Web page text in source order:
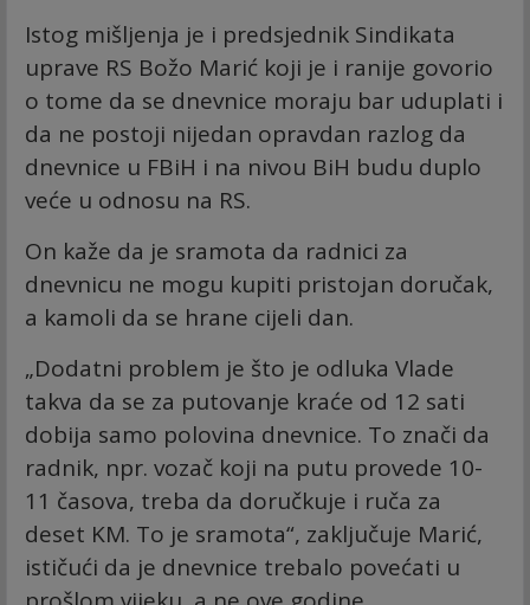
Istog mišljenja je i predsjednik Sindikata
uprave RS Božo Marić koji je i ranije govorio
o tome da se dnevnice moraju bar uduplati i
da ne postoji nijedan opravdan razlog da
dnevnice u FBiH i na nivou BiH budu duplo
veće u odnosu na RS.
On kaže da je sramota da radnici za
dnevnicu ne mogu kupiti pristojan doručak,
a kamoli da se hrane cijeli dan.
„Dodatni problem je što je odluka Vlade
takva da se za putovanje kraće od 12 sati
dobija samo polovina dnevnice. To znači da
radnik, npr. vozač koji na putu provede 10-
11 časova, treba da doručkuje i ruča za
deset KM. To je sramota“, zaključuje Marić,
ističući da je dnevnice trebalo povećati u